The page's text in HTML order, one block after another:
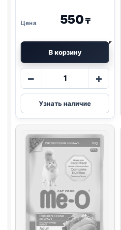
550₸
В корзину
−
Количество
Me-
O
(ТУНЕЦ,
ГОЛЕНЬ)
85г
+
Узнать наличие